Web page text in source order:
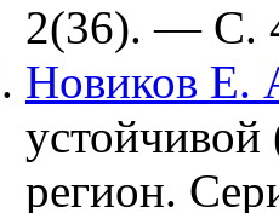
2(36). — С.
Новиков Е.
регион.